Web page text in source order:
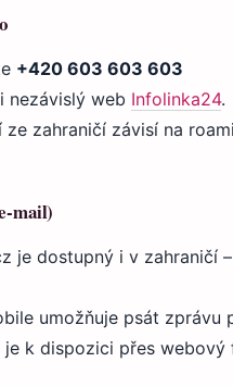
+420 603 603 603
nezávislý web Infolinka24.
zahraničí závisí na
mail)
je dostupný i v zahraničí
umožňuje psát
je k dispozici přes webový